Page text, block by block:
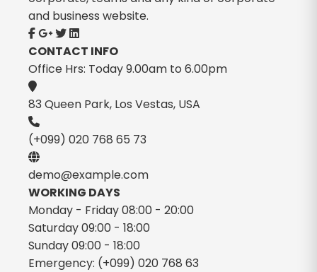
and business website.
CONTACT INFO
Office Hrs: Today 9.00am to 6.00pm
83 Queen Park, Los Vestas, USA
(+099) 020 768 65 73
demo@example.com
WORKING DAYS
Monday - Friday08:00 - 20:00
Saturday09:00 - 18:00
Sunday09:00 - 18:00
Emergency: (+099) 020 768 63